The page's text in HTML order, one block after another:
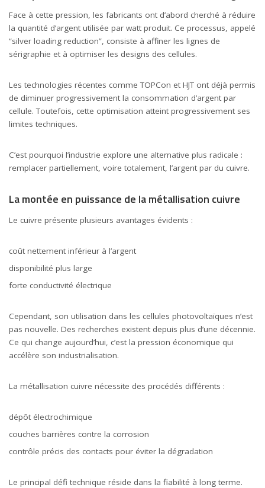
Face à cette pression, les fabricants ont d’abord cherché à réduire
la quantité d’argent utilisée par watt produit. Ce processus, appelé
“silver loading reduction”, consiste à affiner les lignes de
sérigraphie et à optimiser les designs des cellules.
Les technologies récentes comme TOPCon et HJT ont déjà permis
de diminuer progressivement la consommation d’argent par
cellule. Toutefois, cette optimisation atteint progressivement ses
limites techniques.
C’est pourquoi l’industrie explore une alternative plus radicale :
remplacer partiellement, voire totalement, l’argent par du cuivre.
La montée en puissance de la métallisation cuivre
Le cuivre présente plusieurs avantages évidents :
coût nettement inférieur à l’argent
disponibilité plus large
forte conductivité électrique
Cependant, son utilisation dans les cellules photovoltaïques n’est
pas nouvelle. Des recherches existent depuis plus d’une décennie.
Ce qui change aujourd’hui, c’est la pression économique qui
accélère son industrialisation.
La métallisation cuivre nécessite des procédés différents :
dépôt électrochimique
couches barrières contre la corrosion
contrôle précis des contacts pour éviter la dégradation
Le principal défi technique réside dans la fiabilité à long terme.